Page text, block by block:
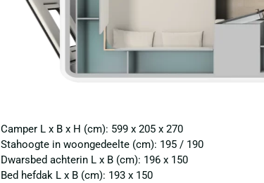
Camper L x B x H (cm): 599 x 205 x 270
Stahoogte in woongedeelte (cm): 195 / 190
Dwarsbed achterin L x B (cm): 196 x 150
Bed hefdak L x B (cm): 193 x 150